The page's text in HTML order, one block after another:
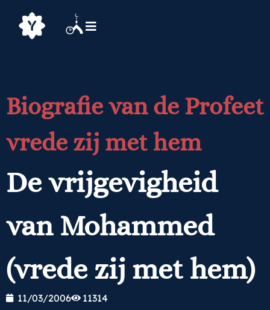
Biografie van de Profeet
vrede zij met hem
De vrijgevigheid
van Mohammed
(vrede zij met hem)
11/03/2006 11314